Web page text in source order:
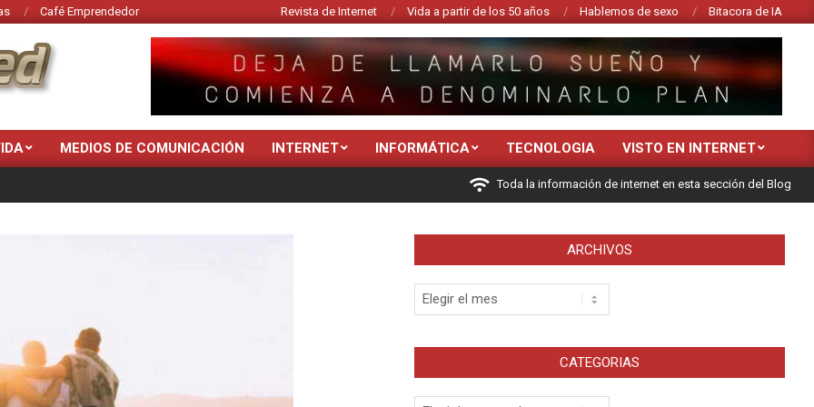
Café Emprendedor Revista de Internet Vida a partir de los 50 años Hablemos de sexo Bitacora de IA
MEDIOS DE COMUNICACIÓN INTERNET INFORMÁTICA TECNOLOGIA VISTO EN INTERNET
Toda la información de internet en esta sección del Blog
ARCHIVOS
Archivos
CATEGORIAS